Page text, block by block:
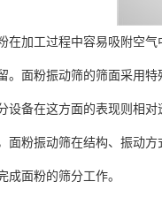
加工过程中容易吸附空气
。面粉振动筛的筛面采用
设备在这方面的表现则相对
粉振动筛在结构、振动方
成面粉的筛分工作。